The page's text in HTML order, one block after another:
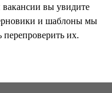
вы увидите
и шаблоны мы
перепроверить их.